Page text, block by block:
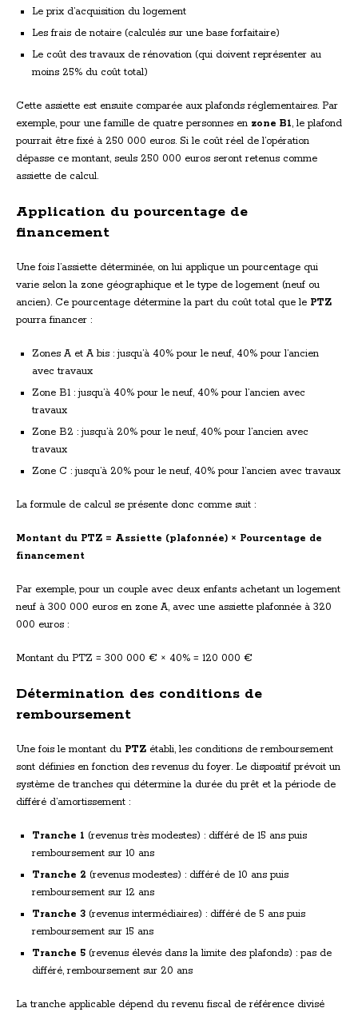
Le prix d’acquisition du logement
Les frais de notaire (calculés sur une base forfaitaire)
Le coût des travaux de rénovation (qui doivent représenter au
moins 25% du coût total)
Cette assiette est ensuite comparée aux plafonds réglementaires. Par
exemple, pour une famille de quatre personnes en zone B1, le plafond
pourrait être fixé à 250 000 euros. Si le coût réel de l’opération
dépasse ce montant, seuls 250 000 euros seront retenus comme
assiette de calcul.
Application du pourcentage de
financement
Une fois l’assiette déterminée, on lui applique un pourcentage qui
varie selon la zone géographique et le type de logement (neuf ou
ancien). Ce pourcentage détermine la part du coût total que le PTZ
pourra financer :
Zones A et A bis : jusqu’à 40% pour le neuf, 40% pour l’ancien
avec travaux
Zone B1 : jusqu’à 40% pour le neuf, 40% pour l’ancien avec
travaux
Zone B2 : jusqu’à 20% pour le neuf, 40% pour l’ancien avec
travaux
Zone C : jusqu’à 20% pour le neuf, 40% pour l’ancien avec travaux
La formule de calcul se présente donc comme suit :
Montant du PTZ = Assiette (plafonnée) × Pourcentage de
financement
Par exemple, pour un couple avec deux enfants achetant un logement
neuf à 300 000 euros en zone A, avec une assiette plafonnée à 320
000 euros :
Montant du PTZ = 300 000 € × 40% = 120 000 €
Détermination des conditions de
remboursement
Une fois le montant du PTZ établi, les conditions de remboursement
sont définies en fonction des revenus du foyer. Le dispositif prévoit un
système de tranches qui détermine la durée du prêt et la période de
différé d’amortissement :
Tranche 1 (revenus très modestes) : différé de 15 ans puis
remboursement sur 10 ans
Tranche 2 (revenus modestes) : différé de 10 ans puis
remboursement sur 12 ans
Tranche 3 (revenus intermédiaires) : différé de 5 ans puis
remboursement sur 15 ans
Tranche 5 (revenus élevés dans la limite des plafonds) : pas de
différé, remboursement sur 20 ans
La tranche applicable dépend du revenu fiscal de référence divisé